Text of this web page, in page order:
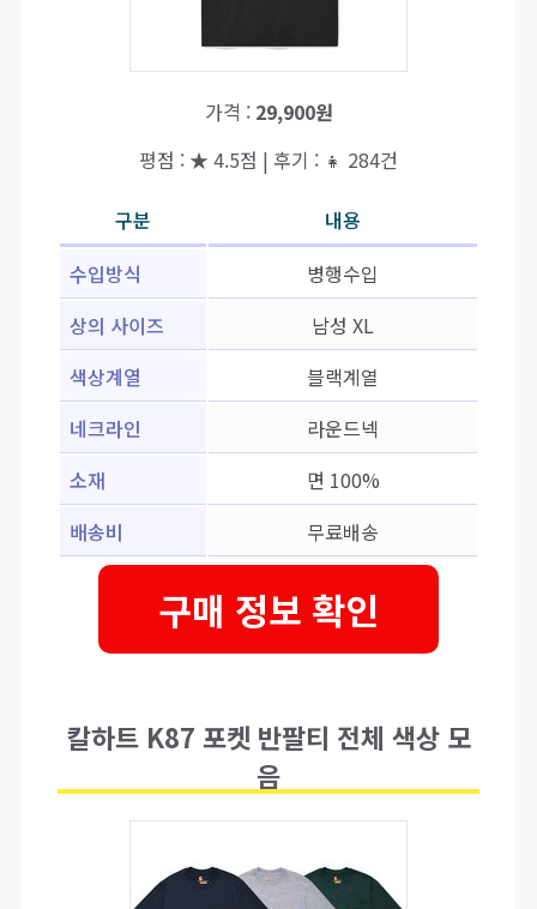
가격 : 29,900원
평점 : ★ 4.5점 | 후기 : 👧 284건
구분
내용
수입방식
병행수입
상의 사이즈
남성 XL
색상계열
블랙계열
네크라인
라운드넥
소재
면 100%
배송비
무료배송
구매 정보 확인
칼하트 K87 포켓 반팔티 전체 색상 모
음